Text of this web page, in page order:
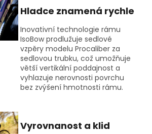
Hladce znamená rychle
Inovativní technologie rámu
IsoBow prodlužuje sedlové
vzpěry modelu Procaliber za
sedlovou trubku, což umožňuje
větší vertikální poddajnost a
vyhlazuje nerovnosti povrchu
bez zvýšení hmotnosti rámu.
Vyrovnanost a klid